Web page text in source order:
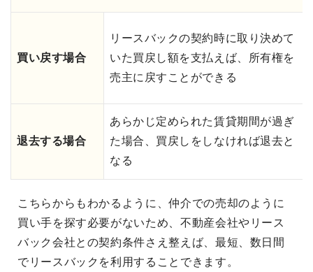
買い戻す場合
リースバックの契約時に取り決めて
いた買戻し額を支払えば、所有権を
売主に戻すことができる
退去する場合
あらかじ定められた賃貸期間が過ぎ
た場合、買戻しをしなければ退去と
なる
こちらからもわかるように、仲介での売却のように
買い手を探す必要がないため、不動産会社やリース
バック会社との契約条件さえ整えば、最短、数日間
でリースバックを利用することできます。